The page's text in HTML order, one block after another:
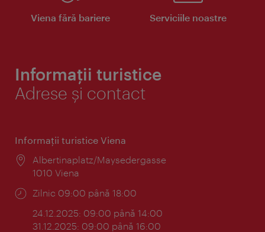
Viena fără bariere Serviciile noastre
Informații turistice
Adrese și contact
Informaţii turistice Viena
Locul:
Albertinaplatz/Maysedergasse
1010 Viena
Program:
Zilnic 09:00 până 18:00
24.12.2025: 09:00 până 14:00
31.12.2025: 09:00 până 16:00